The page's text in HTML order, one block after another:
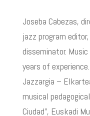
Joseba Cabezas,
jazz program
disseminator.
years of
Jazzargia –
musical
Ciudad”, Euskadi